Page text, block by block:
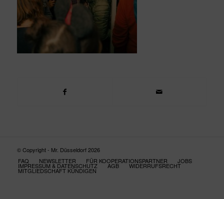
© Copyright - Mr. Düsseldorf 2026
FAQ
NEWSLETTER FÜR KOOPERATIONSPARTNER JOBS
IMPRESSUM & DATENSCHUTZ AGB WIDERRUFSRECHT
MITGLIEDSCHAFT KÜNDIGEN